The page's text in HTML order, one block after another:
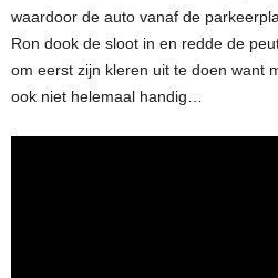
waardoor de auto vanaf de
Ron dook de sloot in en redde de
om eerst zijn kleren uit te doen want
ook niet helemaal handig…